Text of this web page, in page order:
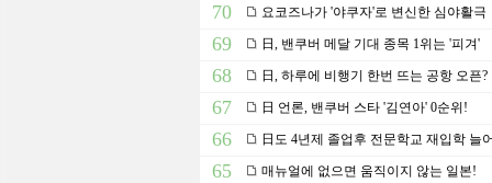
70 요코즈나가 '야쿠자'로 변신한 심야활극
69 日, 밴쿠버 메달 기대 종목 1위는 '피겨'
68 日, 하루에 비행기 한번 뜨는 공항 오픈?
67 日 언론, 밴쿠버 스타 '김연아' 0순위!
66 日도 4년제 졸업후 전문학교 재입학 늘
65 매뉴얼에 없으면 움직이지 않는 일본!